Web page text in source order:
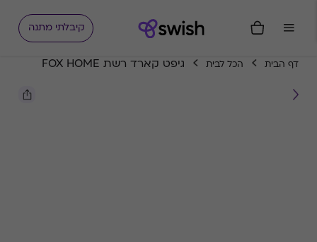
קיבלתי מתנה
דף הבית הכל לבית גיפט קארד רשת FOX HOME